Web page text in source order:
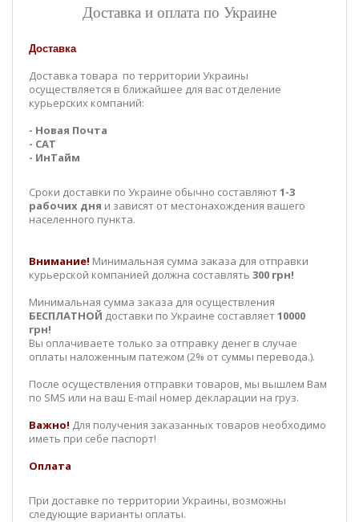
Доставка и оплата по Украине
Доставка
Доставка товара по территории Украины
осуществляется в ближайшее для вас отделение
курьерских компаний:
- Новая Почта
- САТ
- ИнТайм
Сроки доставки по Украине обычно составляют1-3
рабочих дня и зависят от местонахождения вашего
населенного пункта.
Внимание! Минимальная сумма заказа для отправки
курьерской компанией должна составлять 300 грн!
Минимальная сумма заказа для осуществления
БЕСПЛАТНОЙ доставки по Украине составляет10000
грн!
Вы оплачиваете только за отправку денег в случае
оплаты наложенным патежом (2% от суммы перевода.).
После осуществления отправки товаров, мы вышлем Вам
по SMS или на ваш E-mail номер декларации на груз.
Важно! Для получения заказанных товаров необходимо
иметь при себе паспорт!
Оплата
При доставке по территории Украины, возможны
следующие варианты оплаты.